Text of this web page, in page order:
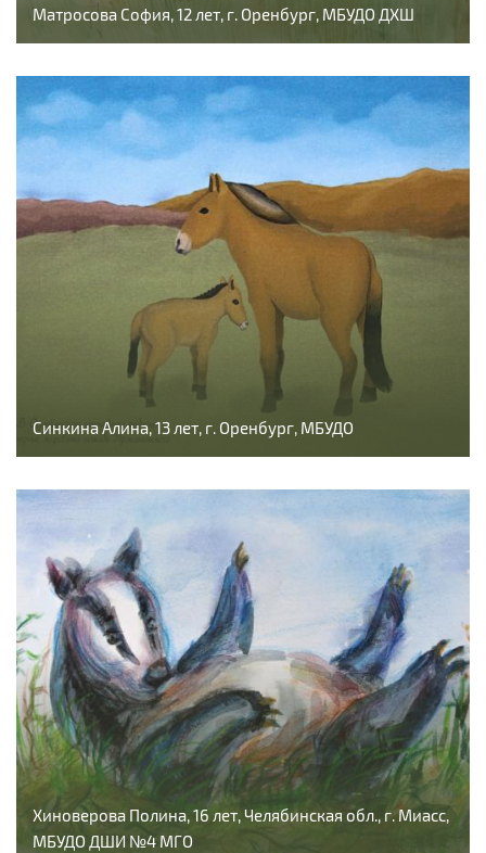
Матросова София, 12 лет, г. Оренбург, МБУДО ДХШ
Синкина Алина, 13 лет, г. Оренбург, МБУДО
Хиноверова Полина, 16 лет, Челябинская обл., г. Миасс,
МБУДО ДШИ №4 МГО